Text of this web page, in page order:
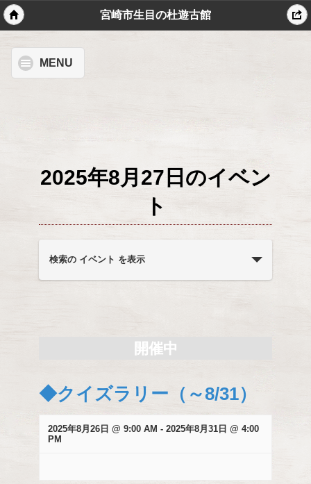
宮崎市生目の杜遊古館
MENU
2025年8月27日のイベン
ト
イ
ベ
ン
ナ
ゲ
ー
検索の イベント を表示
開催中
◆クイズラリー（～8/31）
2025年8月26日 @ 9:00 AM - 2025年8月31日 @ 4:00
PM